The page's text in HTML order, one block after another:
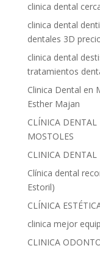
clinica dental
clinica dental
dentales 3D
clinica dental
tratamientos
Clinica Dental en
Esther Majan
CLÍNICA DENTAL
MOSTOLES
CLINICA DENTAL
Clínica dental
Estoril)
CLÍNICA
clinica mejor
CLINICA